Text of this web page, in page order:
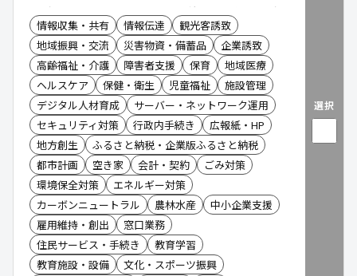
材が不足している」 本日は、自治体様・銀行様がハ
ブとなり、地元企業のDXを後押しする「マクロマン
研修」のご案内です。
情報収集・共有 情報伝達
観光客誘致
地域振興・交流
災害物資・備蓄品
企業誘致
高齢福祉・介護
障害者支援 保育
地域医療
ヘルスケア
保健・衛生 児童福祉
施設管理
デジタル人材育成
サーバー・ネットワーク運用
セキュリティ対策
行政内手続き
広報紙・HP
地方創生
ふるさと納税・企業版ふるさと納税
都市計画
空き家 会計・契約
ごみ対策
環境保全対策
エネルギー対策
カーボンニュートラル
農林水産
中小企業支援
雇用維持・創出
窓口業務
住民サービス・手続き
教育学習
教育施設・設備
文化・スポーツ振興
選択